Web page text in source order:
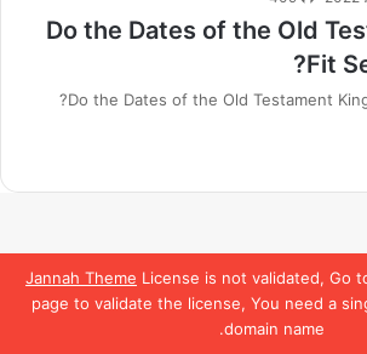
Jannah Theme License is not validated, Go
page to validate the license, You need a
domain name.
Do the Dates of the Old
Fit
Do the Dates of the Old Testament